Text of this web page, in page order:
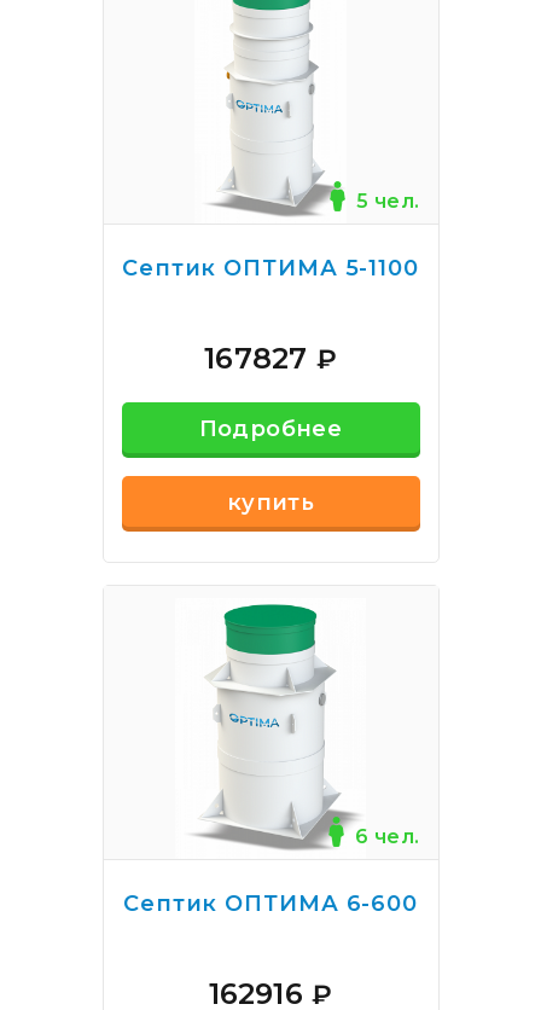
5 чел.
Септик ОПТИМА 5-1100
167827 ₽
Подробнее
купить
6 чел.
Септик ОПТИМА 6-600
162916₽